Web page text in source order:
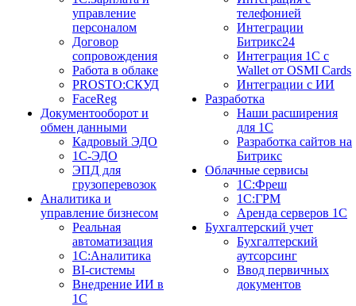
управление
персоналом
Договор
сопровождения
Работа в облаке
PROSTO:СКУД
FaceReg
Документооборот и
обмен данными
Кадровый ЭДО
1С-ЭДО
ЭПД для
грузоперевозок
Аналитика и
управление бизнесом
Реальная
автоматизация
1С:Аналитика
BI-системы
Внедрение ИИ в
1С
телефонией
Интеграции
Битрикс24
Интеграция 1С с
Wallet от OSMI Cards
Интеграции с ИИ
Разработка
Наши расширения
для 1С
Разработка сайтов на
Битрикс
Облачные сервисы
1С:Фреш
1С:ГРМ
Аренда серверов 1С
Бухгалтерский учет
Бухгалтерский
аутсорсинг
Ввод первичных
документов